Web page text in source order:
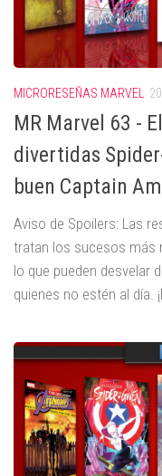
MICRORESEÑAS MARVEL
MR Marvel 63 -
divertidas
buen Captain
Aviso de Spoilers: Las
tratan los sucesos más
lo que pueden desvelar
quienes no estén al día.